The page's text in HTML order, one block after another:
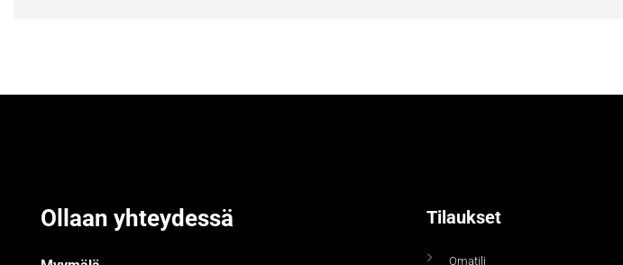
Ollaan yhteydessä Tilaukset
Omatili